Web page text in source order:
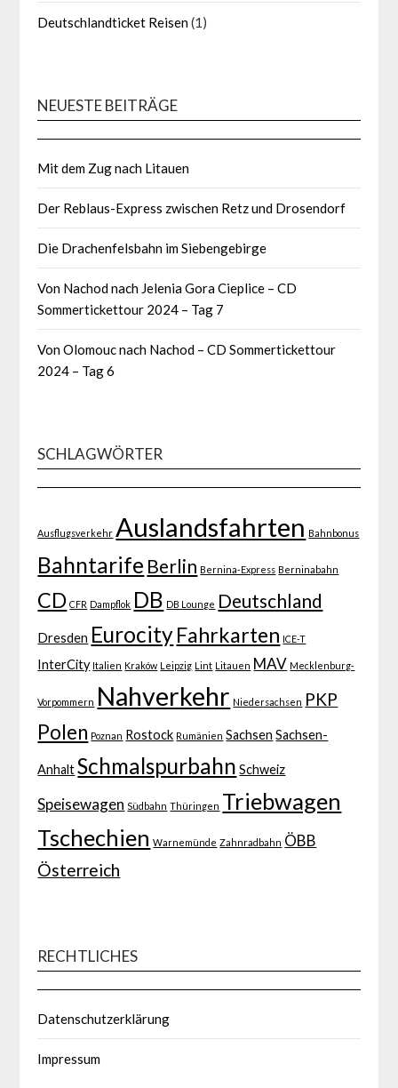
Deutschlandticket Reisen(1)
NEUESTE BEITRÄGE
Mit dem Zug nach Litauen
Der Reblaus-Express zwischen Retz und Drosendorf
Die Drachenfelsbahn im Siebengebirge
Von Nachod nach Jelenia Gora Cieplice – CD
Sommertickettour 2024 – Tag 7
Von Olomouc nach Nachod – CD Sommertickettour
2024 – Tag 6
SCHLAGWÖRTER
Ausflugsverkehr Auslandsfahrten Bahnbonus
Bahntarife Berlin Bernina-Express Berninabahn
CD CFR Dampflok DB DB Lounge Deutschland
Dresden EurocityFahrkarten ICE-T
InterCity Italien Kraków Leipzig Lint Litauen MAV Mecklenburg-
Vorpommern Nahverkehr Niedersachsen PKP
Polen Poznan Rostock Rumänien Sachsen Sachsen-
Anhalt Schmalspurbahn Schweiz
Speisewagen Südbahn Thüringen Triebwagen
Tschechien Warnemünde Zahnradbahn ÖBB
Österreich
RECHTLICHES
Datenschutzerklärung
Impressum